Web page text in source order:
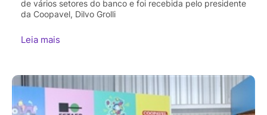
de vários setores do banco e foi recebida pelo presidente
da Coopavel, Dilvo Grolli
Leia mais